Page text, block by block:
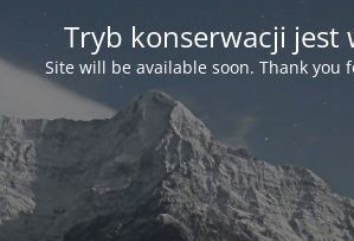
Tryb konserwacji jest
Site will be available soon. Thank you